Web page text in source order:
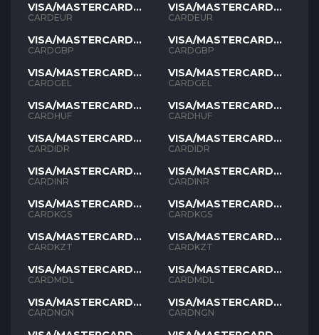
VISA/MASTERCARD
EUR
CARDEUR
VISA/MASTERCARD
GBP
CARDGBP
VISA/MASTERCARD
GEL
CARDGEL
VISA/MASTERCARD
HUF
CARDHUF
VISA/MASTERCARD
IDR
CARDIDR
VISA/MASTERCARD
INR
CARDINR
VISA/MASTERCARD
KGS
CARDKGS
VISA/MASTERCARD
KZT
CARDKZT
VISA/MASTERCARD
MDL
CARDMDL
VISA/MASTERCARD
NGN
CARDNGN
VISA/MASTERCARD
EUR
CARDEUR
VISA/MASTERCARD
GBP
CARDGBP
VISA/MASTERCARD
GEL
CARDGEL
VISA/MASTERCARD
HUF
CARDHUF
VISA/MASTERCARD
IDR
CARDIDR
VISA/MASTERCARD
INR
CARDINR
VISA/MASTERCARD
KGS
CARDKGS
VISA/MASTERCARD
KZT
CARDKZT
VISA/MASTERCARD
MDL
CARDMDL
VISA/MASTERCARD
NGN
CARDNGN